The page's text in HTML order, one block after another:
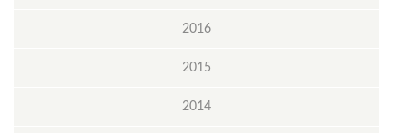
2016
2015
2014